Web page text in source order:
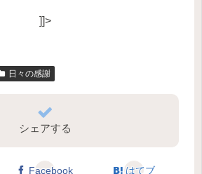
]]>
日々の感謝
シェアする
Facebook はてブ